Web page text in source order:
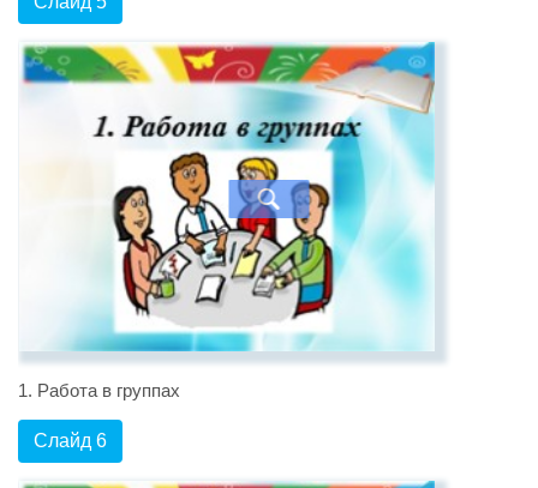
1. Работа в группах
Слайд 6